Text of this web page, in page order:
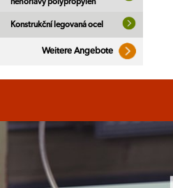
Konstrukční legovaná ocel
Weitere Angebote